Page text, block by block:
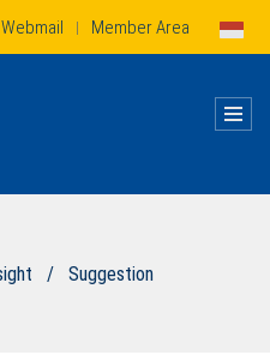
Webmail | Member Area
/ Suggestion